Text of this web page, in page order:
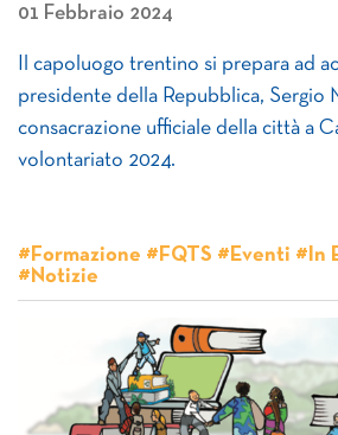
01 Febbraio 2024
Il capoluogo trentino si prepara ad
presidente della Repubblica, Sergio
consacrazione ufficiale della città a
volontariato 2024.
#Formazione #FQTS #Eventi #In
#Notizie